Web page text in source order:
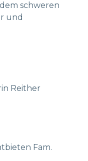
schweren
und
Reither
Fam.